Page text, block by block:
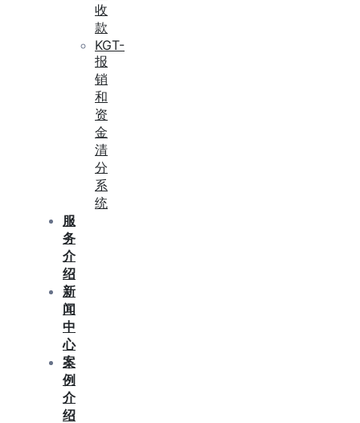
收
款
KGT-
报
销
和
资
金
清
分
系
统
服
务
介
绍
新
闻
中
心
案
例
介
绍